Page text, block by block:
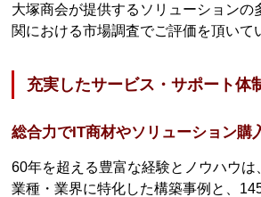
大塚商会が提供するソリューションの
関における市場調査でご評価を頂いて
充実したサービス・サポート体
総合力でIT商材やソリューション購
60年を超える豊富な経験とノウハウ
業種・業界に特化した構築事例と、